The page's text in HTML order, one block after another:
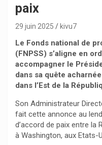
paix
29 juin 2025 kivu7
Le Fonds national de
(FNPSS) s’aligne en
accompagner le
dans sa quête
dans l’Est de la
Son Administrateur
fait cette annonce au
d’accord de paix entre la
à Washington, aux Etats-